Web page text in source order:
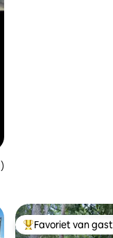
beoordeling van 4,89
Topfavoriet van
Favoriet van